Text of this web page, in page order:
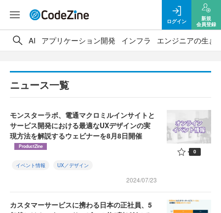
ログイン
新規
会員登録
AI アプリケーション開発 インフラ エンジニアの生き
ニュース一覧
モンスターラボ、電通マクロミルインサイトと
サービス開発における最適なUXデザインの実
現方法を解説するウェビナーを8月8日開催
ProductZine
イベント情報 UX／デザイン
2024/07/23
0
カスタマーサービスに携わる日本の正社員、5